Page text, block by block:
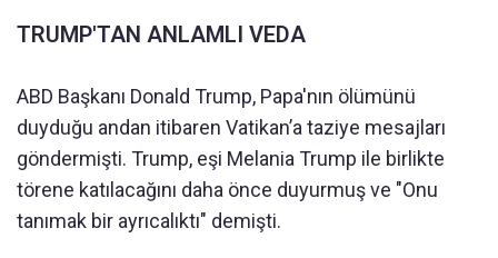
TRUMP'TAN ANLAMLI VEDA
ABD Başkanı Donald Trump, Papa'nın ölümünü
duyduğu andan itibaren Vatikan’a taziye mesajları
göndermişti. Trump, eşi Melania Trump ile birlikte
törene katılacağını daha önce duyurmuş ve "Onu
tanımak bir ayrıcalıktı" demişti.